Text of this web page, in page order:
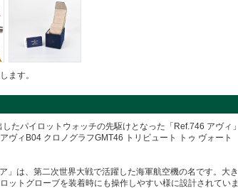
ます。
たパイロットウォッチの先駆けとなった「Ref.746 アヴィ」
ヴィB04 クロノグラフGMT46 トリビュート トゥ ヴォート
」は、第二次世界大戦で活躍した海軍航空機の名です。大き
ットグローブを装着時にも操作しやすい様に設計されていま